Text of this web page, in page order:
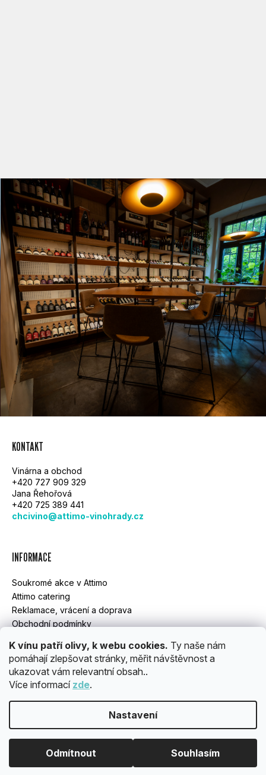
K vínu patří olivy, k webu cookies. Ty naše nám
pomáhají zlepšovat stránky, měřit návštěvnost a
ukazovat vám relevantní obsah..
Více informací zde.
Nastavení
Odmítnout Souhlasím
KONTAKT
Vinárna a obchod
+420 727 909 329
Jana Řehořová
+420 725 389 441
chcivino@attimo-vinohrady.cz
INFORMACE
Soukromé akce v Attimo
Attimo catering
Reklamace, vrácení a doprava
Obchodní podmínky
INSTAGRAM
Copyright 2026ATTIMO. Všechna práva vyhrazena.Upravit